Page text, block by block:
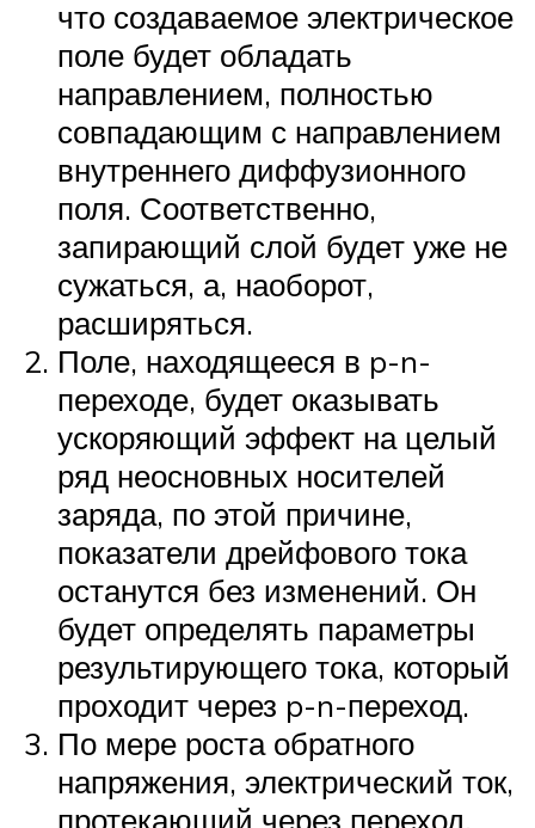
что создаваемое электрическое
поле будет обладать
направлением, полностью
совпадающим с направлением
внутреннего диффузионного
поля. Соответственно,
запирающий слой будет уже не
сужаться, а, наоборот,
расширяться.
Поле, находящееся в p-n-
переходе, будет оказывать
ускоряющий эффект на целый
ряд неосновных носителей
заряда, по этой причине,
показатели дрейфового тока
останутся без изменений. Он
будет определять параметры
результирующего тока, который
проходит через p-n-переход.
По мере роста обратного
напряжения, электрический ток,
протекающий через переход,